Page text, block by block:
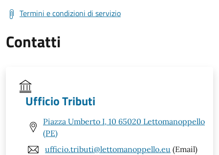
Termini e condizioni di servizio
Contatti
Ufficio Tributi
Piazza Umberto I, 10 65020 Lettomanoppello
(PE)
ufficio.tributi@lettomanoppello.eu (Email)